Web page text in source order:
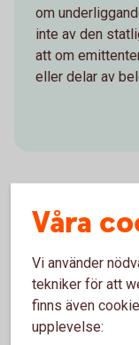
om
inte av den
att om
eller delar av
Vad
Avkastningen på
produkten är
aktieindex eller
Våra
Vi använder
tekniker för att
finns även
upplevelse: